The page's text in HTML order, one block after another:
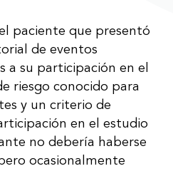
paciente que presentó
de eventos
a su participación en el
riesgo conocido para
y un criterio de
en el estudio
no debería haberse
ocasionalmente